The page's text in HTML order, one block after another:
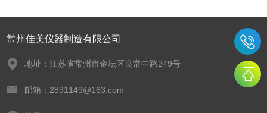
常州佳美仪器制造有限公司
地址：江苏省常州市金坛区良常中路249号
邮箱：2891149@163.com